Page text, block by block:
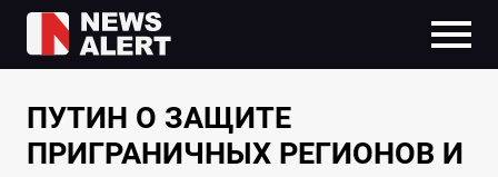
ПУТИН О ЗАЩИТЕ
ПРИГРАНИЧНЫХ РЕГИОНОВ И